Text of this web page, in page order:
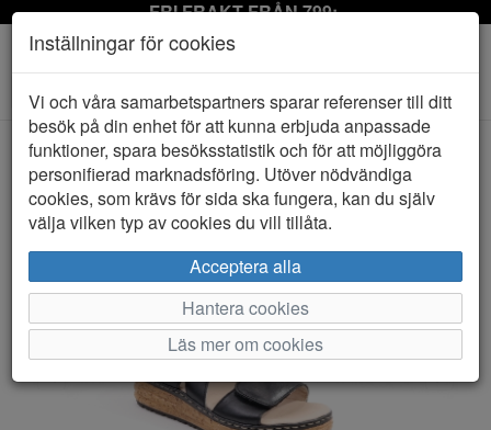
FRI FRAKT FRÅN 799:-
Toggle
navigation
HEM RIEKER
Inställningar för cookies
Vi och våra samarbetspartners sparar referenser till ditt
besök på din enhet för att kunna erbjuda anpassade
funktioner, spara besöksstatistik och för att möjliggöra
personifierad marknadsföring. Utöver nödvändiga
cookies, som krävs för sida ska fungera, kan du själv
välja vilken typ av cookies du vill tillåta.
Acceptera alla
Hantera cookies
Läs mer om cookies